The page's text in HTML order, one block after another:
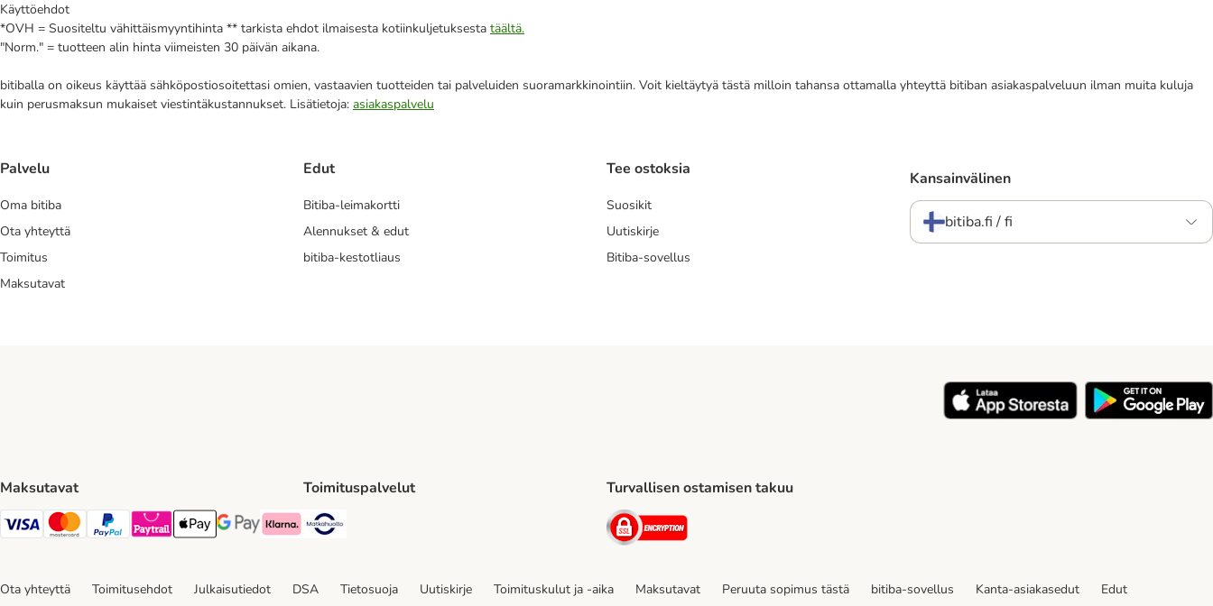
Käyttöehdot
*OVH = Suositeltu vähittäismyyntihinta ** tarkista ehdot ilmaisesta kotiinkuljetuksesta täältä.
"Norm." = tuotteen alin hinta viimeisten 30 päivän aikana.
bitiballa on oikeus käyttää sähköpostiosoitettasi omien, vastaavien tuotteiden tai palveluiden suoramarkkinointiin. Voit kieltäytyä tästä milloin tahansa ottamalla yhteyttä bitiban asiakaspalveluun ilman muita kuluja
kuin perusmaksun mukaiset viestintäkustannukset. Lisätietoja: asiakaspalvelu
Palvelu
Oma bitiba
Ota yhteyttä
Toimitus
Maksutavat
Edut
Bitiba-leimakortti
Alennukset & edut
bitiba-kestotliaus
Tee ostoksia
Suosikit
Uutiskirje
Bitiba-sovellus
Kansainvälinen
bitiba.fi / fi
Maksutavat
VISA Payment Method
Mastercard Payment Method
Paypal Payment Method
Paytrail Payment Method
Apple Pay Payment Method
Google Pay Payment Method
Klarna Payment Method
Toimituspalvelut Turvallisen ostamisen takuu
Security
Ota yhteyttä Toimitusehdot Julkaisutiedot DSA Tietosuoja Uutiskirje Toimituskulut ja -aika Maksutavat Peruuta sopimus tästä bitiba-sovellus Kanta-asiakasedut Edut